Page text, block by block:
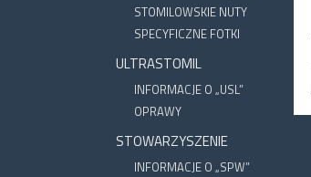
STOMILOWSKIE NUTY
SPECYFICZNE FOTKI
ULTRASTOMIL
INFORMACJE O „USL”
OPRAWY
STOWARZYSZENIE
INFORMACJE O „SPW”